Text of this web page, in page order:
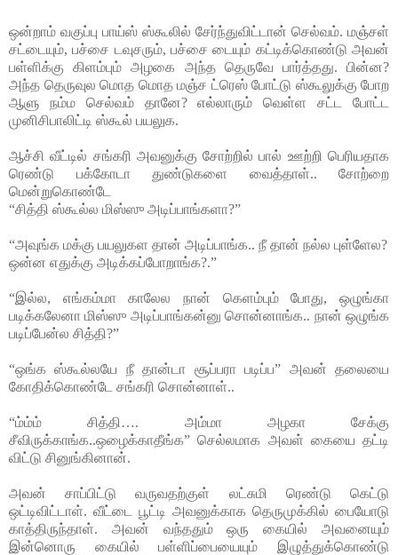
ஒன்றாம் வகுப்பு பாய்ஸ் ஸ்கூலில் சேர்ந்துவிட்டான் செல்வம். மஞ்சள்
சட்டையும், பச்சை டவுசரும், பச்சை டையும் கட்டிக்கொண்டு அவன்
பள்ளிக்கு கிளம்பும் அழகை அந்த தெருவே பார்த்தது. பின்ன?
அந்த தெருவுல மொத மொத மஞ்ச ட்ரெஸ் போட்டு ஸ்கூலுக்கு போற
ஆளு நம்ம செல்வம் தானே? எல்லாரும் வெள்ள சட்ட போட்ட
முனிசிபாலிட்டி ஸ்கூல் பயலுக.
ஆச்சி வீட்டில் சங்கரி அவனுக்கு சோற்றில் பால் ஊற்றி பெரியதாக
ரெண்டு பக்கோடா துண்டுகளை வைத்தாள்.. சோற்றை
மென்றுகொண்டே
“சித்தி ஸ்கூல்ல மிஸ்ஸு அடிப்பாங்களா?”
“அவுங்க மக்கு பயலுகள தான் அடிப்பாங்க.. நீ தான் நல்ல புள்ளேல?
ஒன்ன எதுக்கு அடிக்கப்போறாங்க?.”
“இல்ல, எங்கம்மா காலேல நான் கெளம்பும் போது, ஒழுங்கா
படிக்கலேனா மிஸ்ஸு அடிப்பாங்கன்னு சொன்னாங்க.. நான் ஒழுங்க
படிப்பேன்ல சித்தி?”
“ஒங்க ஸ்கூல்லயே நீ தான்டா சூப்பரா படிப்ப” அவன் தலையை
கோதிக்கொண்டே சங்கரி சொன்னாள்..
“ம்ம்ம் சித்தி…. அம்மா அழகா சேக்கு
சீவிருக்காங்க..ஒழைக்காதீங்க” செல்லமாக அவள் கையை தட்டி
விட்டு சினுங்கினான்.
அவன் சாப்பிட்டு வருவதற்குள் லட்சுமி ரெண்டு கெட்டு
ஒட்டிவிட்டாள். வீட்டை பூட்டி அவனுக்காக தெருமுக்கில் பையோடு
காத்திருந்தாள். அவன் வந்ததும் ஒரு கையில் அவனையும்
இன்னொரு கையில் பள்ளிப்பையையும் இழுத்துக்கொண்டு